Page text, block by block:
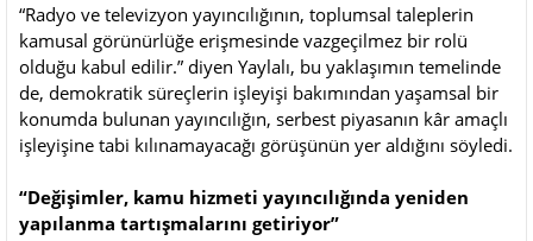
“Radyo ve televizyon yayıncılığının, toplumsal taleplerin
kamusal görünürlüğe erişmesinde vazgeçilmez bir rolü
olduğu kabul edilir.” diyen Yaylalı, bu yaklaşımın temelinde
de, demokratik süreçlerin işleyişi bakımından yaşamsal bir
konumda bulunan yayıncılığın, serbest piyasanın kâr amaçlı
işleyişine tabi kılınamayacağı görüşünün yer aldığını söyledi.
“Değişimler, kamu hizmeti yayıncılığında yeniden
yapılanma tartışmalarını getiriyor”